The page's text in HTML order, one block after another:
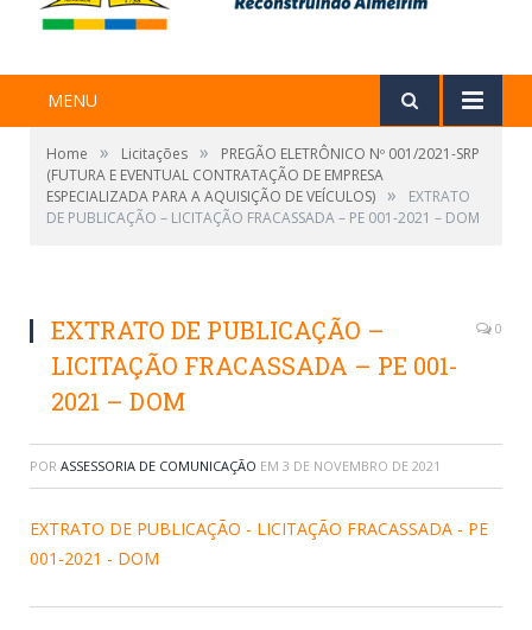
MENU
Home » Licitações »
PREGÃO ELETRÔNICO Nº 001/2021-SRP
(FUTURA E EVENTUAL CONTRATAÇÃO DE EMPRESA
ESPECIALIZADA PARA A AQUISIÇÃO DE VEÍCULOS) »
EXTRATO
DE PUBLICAÇÃO – LICITAÇÃO FRACASSADA – PE 001-2021 – DOM
EXTRATO DE PUBLICAÇÃO –
LICITAÇÃO FRACASSADA – PE 001-
2021 – DOM
0
POR ASSESSORIA DE COMUNICAÇÃO EM 3 DE NOVEMBRO DE 2021
EXTRATO DE PUBLICAÇÃO - LICITAÇÃO FRACASSADA - PE
001-2021 - DOM